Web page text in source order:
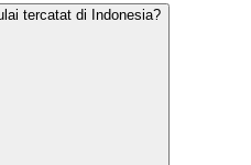
tercatat di Indonesia?